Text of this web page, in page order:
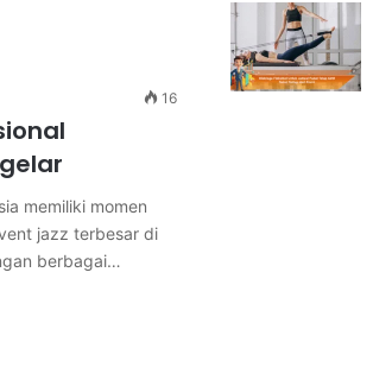
16
memiliki momen
jazz terbesar di
berbagai…